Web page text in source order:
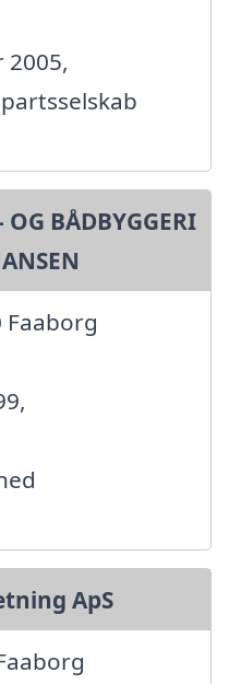
BÅDBYGGERI
Faaborg
ApS